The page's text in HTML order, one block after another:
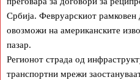
Србија. Февруарскиот
овозможи на американските
пазар.
Регионот страда од
транспортни мрежи